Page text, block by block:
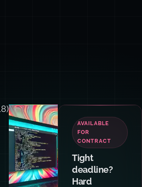
AVAILABLE
FOR
CONTRACT
Tight
deadline?
Hard